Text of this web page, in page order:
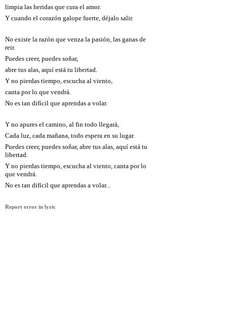
limpia las heridas que cura el amor.
Y cuando el corazón galope fuerte, déjalo salir.
No existe la razón que venza la pasión, las ganas de
reir.
Puedes creer, puedes soñar,
abre tus alas, aquí está tu libertad.
Y no pierdas tiempo, escucha al viento,
canta por lo que vendrá.
No es tan difícil que aprendas a volar.
Y no apures el camino, al fin todo llegará,
Cada luz, cada mañana, todo espera en su lugar.
Puedes creer, puedes soñar, abre tus alas, aquí está tu
libertad.
Y no pierdas tiempo, escucha al viento, canta por lo
que vendrá.
No es tan difícil que aprendas a volar...
Report error in lyric